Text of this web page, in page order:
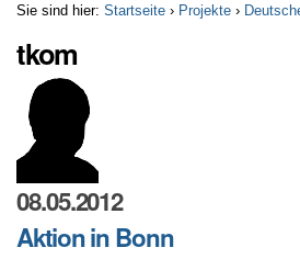
Sie sind hier: Startseite › Projekte ›
tkom
08.05.2012
Aktion in Bonn